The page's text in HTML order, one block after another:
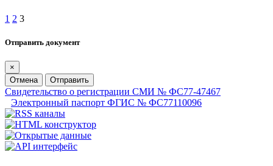
1 2 3
Отправить документ
×
Отмена
Отправить
Свидетельство о регистрации СМИ № ФС77-47467
Электронный паспорт ФГИС № ФС77110096